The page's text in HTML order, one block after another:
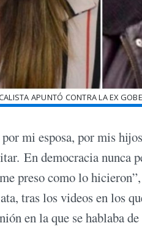
APUNTÓ CONTRA LA EX
mi esposa, por mis
En democracia nunca
preso como lo
tras los videos en los
en la que se hablaba